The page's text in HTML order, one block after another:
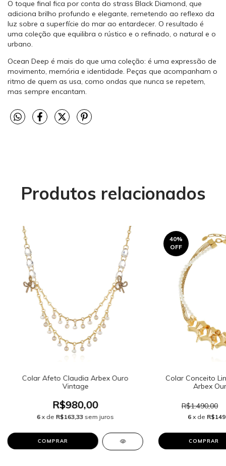
O toque final fica por conta do strass Black Diamond, que
adiciona brilho profundo e elegante, remetendo ao reflexo da
luz sobre a superfície do mar ao entardecer. O resultado é
uma coleção que equilibra o rústico e o refinado, o natural e o
urbano.
Ocean Deep é mais do que uma coleção: é uma expressão de
movimento, memória e identidade. Peças que acompanham o
ritmo de quem as usa, como ondas que nunca se repetem,
mas sempre encantam.
Produtos relacionados
Colar Afeto Claudia Arbex Ouro
Vintage
R$980,00
6 x de R$163,33 sem juros
40%
OFF
Colar Conceito
Arbex
R$1.490,00
6 x de